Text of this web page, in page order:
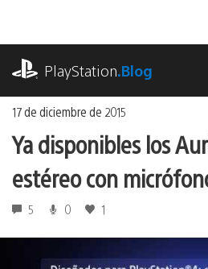
contenido
PlayStation.Blog
17 de diciembre de 2015
Ya disponibles los
estéreo con
5 0 1